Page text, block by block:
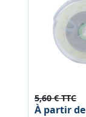
5,60 € TTC
À partir de